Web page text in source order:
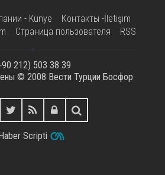
- Künye
Контакты -İletişim
Страница пользователя RSS
212) 503 38 39
© 2008 Вести Турции Босфор
Scripti